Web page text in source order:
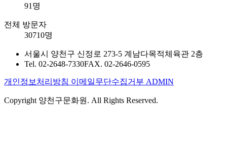
91명
전체 방문자
30710명
서울시 양천구 신정로 273-5 계남다목적체육관 2층
Tel. 02-2648-7330FAX. 02-2646-0595
개인정보처리방침 이메일무단수집거부 ADMIN
Copyright 양천구문화원. All Rights Reserved.